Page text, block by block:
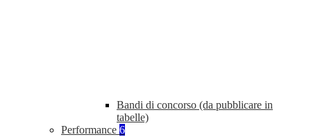
Bandi di concorso (da pubblicare in
tabelle)
Performance 6